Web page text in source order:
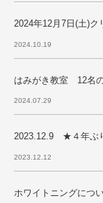
2024年12月7日(土)
2024.10.19
はみがき教室 12名
2024.07.29
2023.12.9 ★４年ぶ
2023.12.12
ホワイトニングにつ